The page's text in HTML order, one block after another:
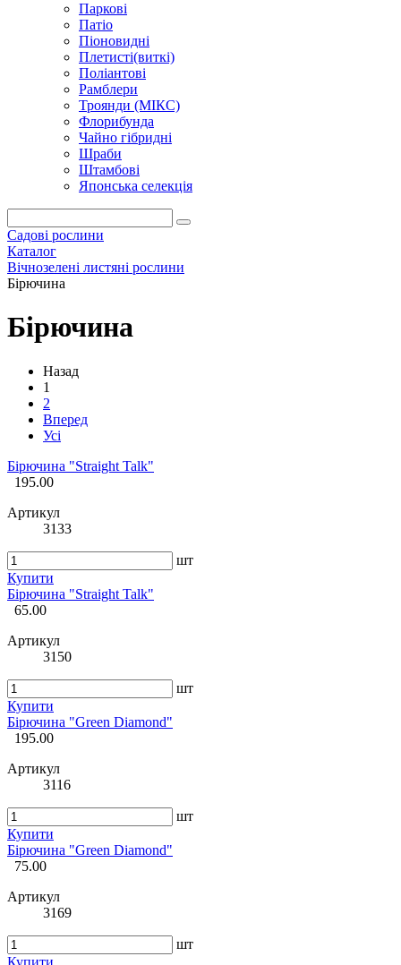
Паркові
Патіо
Піоновидні
Плетисті(виткі)
Поліантові
Рамблери
Троянди (МІКС)
Флорибунда
Чайно гібридні
Шраби
Штамбові
Японська селекція
Садові рослини
Каталог
Вічнозелені листяні рослини
Бірючина
Бірючина
Назад
1
2
Вперед
Усі
Бірючина "Straight Talk"
195.00
Артикул
3133
шт
Купити
Бірючина "Straight Talk"
65.00
Артикул
3150
шт
Купити
Бірючина "Green Diamond"
195.00
Артикул
3116
шт
Купити
Бірючина "Green Diamond"
75.00
Артикул
3169
шт
Купити